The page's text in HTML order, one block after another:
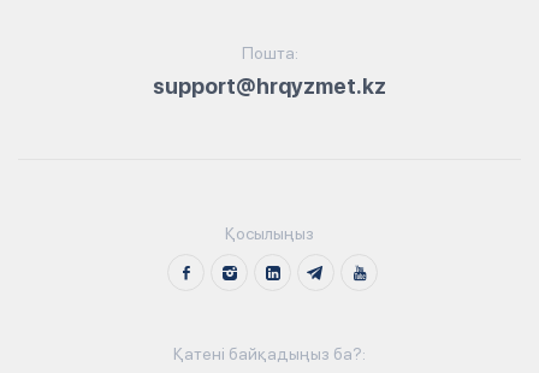
Пошта:
support@hrqyzmet.kz
Қосылыңыз
Қатені байқадыңыз ба?: